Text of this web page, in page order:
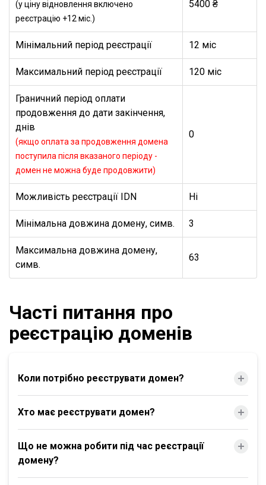
(у ціну відновлення включено
реєстрацію +12 міс.)
5400 ₴
Мінімальний період реєстрації 12 міс
Максимальний період реєстрації 120 міс
Граничний період оплати
продовження до дати закінчення,
днів
(якщо оплата за продовження домена
поступила після вказаного періоду -
домен не можна буде продовжити)
0
Можливість реєстрації IDN Ні
Мінімальна довжина домену, симв. 3
Максимальна довжина домену,
симв.
63
Часті питання про
реєстрацію доменів
Коли потрібно реєструвати домен?
Хто має реєструвати домен?
Що не можна робити під час реєстрації
домену?